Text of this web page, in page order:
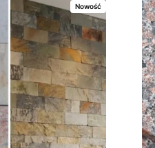
Nowość